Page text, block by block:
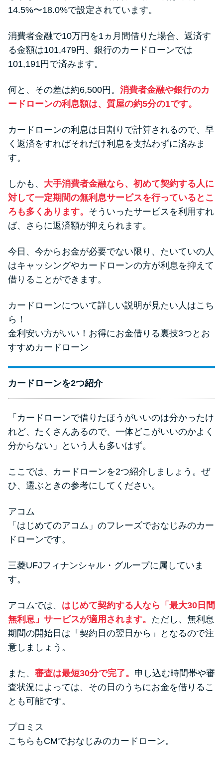
14.5%〜18.0%で設定されています。
消費者金融で10万円を1ヵ月間借りた場合、返済す
る金額は101,479円、銀行のカードローンでは
101,191円で済みます。
何と、その差は約6,500円。 消費者金融や銀行のカ
ードローンの利息額は、質屋の約5分の1です。
カードローンの利息は日割りで計算されるので、早
く返済をすればそれだけ利息を支払わずに済みま
す。
しかも、 大手消費者金融なら、初めて契約する人に
対して一定期間の無利息サービスを行っているとこ
ろも多くあります。 そういったサービスを利用すれ
ば、さらに返済額が抑えられます。
今日、今からお金が必要でない限り、たいていの人
はキャッシングやカードローンの方が利息を抑えて
借りることができます。
カードローンについて詳しい説明が見たい人はこち
ら！
金利安い方がいい！お得にお金借りる裏技3つとお
すすめカードローン
カードローンを2つ紹介
「カードローンで借りたほうがいいのは分かったけ
れど、たくさんあるので、一体どこがいいのかよく
分からない」という人も多いはず。
ここでは、カードローンを2つ紹介しましょう。ぜ
ひ、選ぶときの参考にしてください。
アコム
「はじめてのアコム」のフレーズでおなじみのカー
ドローンです。
三菱UFJフィナンシャル・グループに属していま
す。
アコムでは、 はじめて契約する人なら「最大30日間
無利息」サービスが適用されます。 ただし、無利息
期間の開始日は「契約日の翌日から」となるので注
意しましょう。
また、 審査は最短30分で完了。 申し込む時間帯や審
査状況によっては、その日のうちにお金を借りるこ
とも可能です。
プロミス
こちらもCMでおなじみのカードローン。